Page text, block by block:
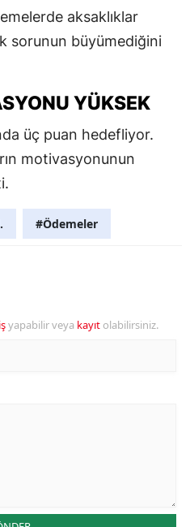
aksaklıklar
sorunun büyümediğini
YÜKSEK
üç puan hedefliyor.
motivasyonunun
#Ödemeler
yapabilir veya kayıt olabilirsiniz.